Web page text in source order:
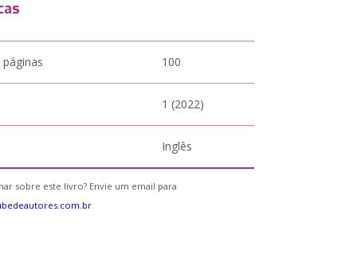
100
1 (2022)
Inglês
sobre este livro? Envie um email para